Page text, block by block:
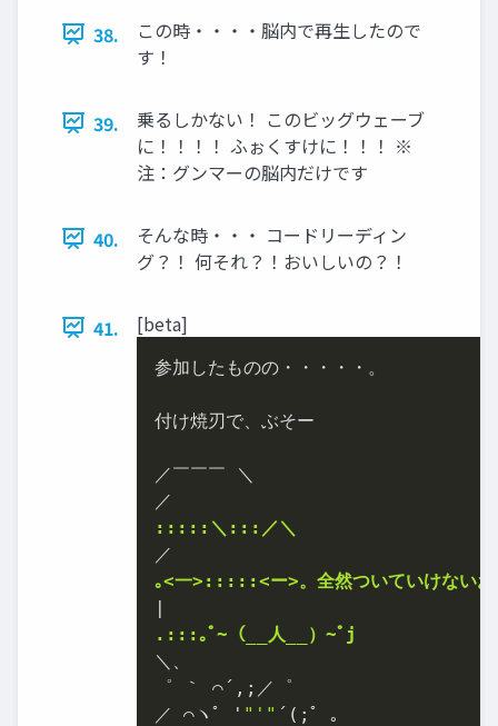
38.
この時・・・・脳内で再生したので
す！
39.
乗るしかない！ このビッグウェーブ
に！！！！ ふぉくすけに！！！ ※
注：グンマーの脳内だけです
40.
そんな時・・・ コードリーディン
グ？！ 何それ？！おいしいの？！
41. [beta]
参加したものの・・・・・。
付け焼刃で、ぶそー
／￣￣￣ ＼
:::::＼:::／＼
｡<一>:::::<ー>。全然ついていけないお
.:::｡ﾟ~（__人__）~ﾟj
＼、
゜ ｀ ⌒´,;／゜
／ ⌒ヽﾟ ' "'" ´(;ﾟ ｡